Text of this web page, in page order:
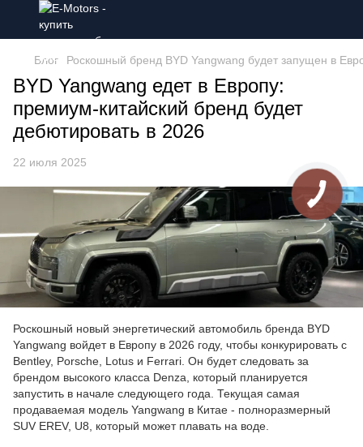
Блог Роскошный бренд BYD Yangwang будет запущен в
BYD Yangwang едет в Европу:
премиум-китайский бренд будет
дебютировать в 2026
22 июля 2025
Роскошный новый энергетический автомобиль бренда BYD
Yangwang войдет в Европу в 2026 году, чтобы конкурировать с
Bentley, Porsche, Lotus и Ferrari. Он будет следовать за
брендом высокого класса Denza, который планируется
запустить в начале следующего года. Текущая самая
продаваемая модель Yangwang в Китае - полноразмерный
SUV EREV, U8, который может плавать на воде.